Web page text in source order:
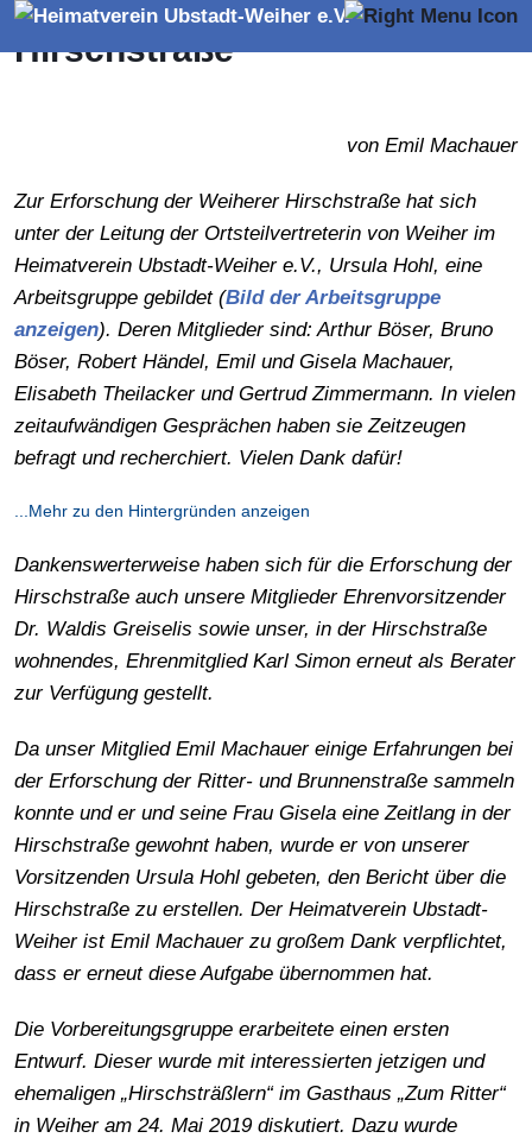
Erinnerungen an die Weiherer
Hirschstraße
von Emil Machauer
Zur Erforschung der Weiherer Hirschstraße hat sich
unter der Leitung der Ortsteilvertreterin von Weiher im
Heimatverein Ubstadt-Weiher e.V., Ursula Hohl, eine
Arbeitsgruppe gebildet (Bild der Arbeitsgruppe
anzeigen). Deren Mitglieder sind: Arthur Böser, Bruno
Böser, Robert Händel, Emil und Gisela Machauer,
Elisabeth Theilacker und Gertrud Zimmermann. In vielen
zeitaufwändigen Gesprächen haben sie Zeitzeugen
befragt und recherchiert. Vielen Dank dafür!
...Mehr zu den Hintergründen anzeigen
Dankenswerterweise haben sich für die Erforschung der
Hirschstraße auch unsere Mitglieder Ehrenvorsitzender
Dr. Waldis Greiselis sowie unser, in der Hirschstraße
wohnendes, Ehrenmitglied Karl Simon erneut als Berater
zur Verfügung gestellt.
Da unser Mitglied Emil Machauer einige Erfahrungen bei
der Erforschung der Ritter- und Brunnenstraße sammeln
konnte und er und seine Frau Gisela eine Zeitlang in der
Hirschstraße gewohnt haben, wurde er von unserer
Vorsitzenden Ursula Hohl gebeten, den Bericht über die
Hirschstraße zu erstellen. Der Heimatverein Ubstadt-
Weiher ist Emil Machauer zu großem Dank verpflichtet,
dass er erneut diese Aufgabe übernommen hat.
Die Vorbereitungsgruppe erarbeitete einen ersten
Entwurf. Dieser wurde mit interessierten jetzigen und
ehemaligen „Hirschsträßlern“ im Gasthaus „Zum Ritter“
in Weiher am 24. Mai 2019 diskutiert. Dazu wurde